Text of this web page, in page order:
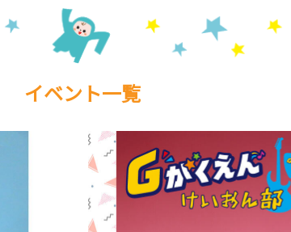
イベント一覧